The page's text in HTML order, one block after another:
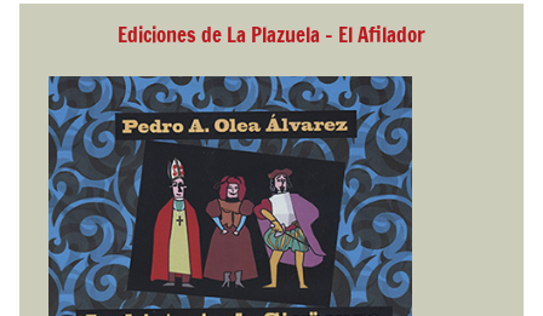
Ediciones de La Plazuela - El Afilador